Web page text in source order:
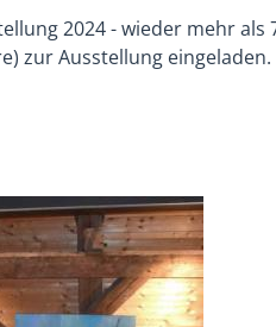
2024 - wieder mehr
zur Ausstellung eingeladen.